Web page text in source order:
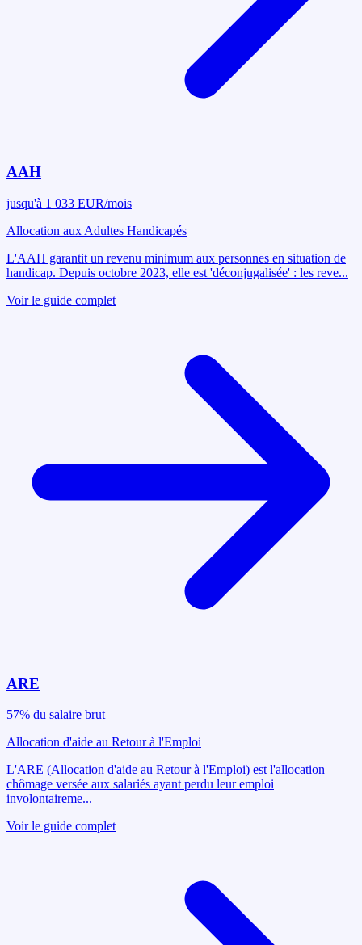
AAH
jusqu'à 1 033 EUR/mois
Allocation aux Adultes Handicapés
L'AAH garantit un revenu minimum aux personnes en situation de
handicap. Depuis octobre 2023, elle est 'déconjugalisée' : les reve...
Voir le guide complet
ARE
57% du salaire brut
Allocation d'aide au Retour à l'Emploi
L'ARE (Allocation d'aide au Retour à l'Emploi) est l'allocation
chômage versée aux salariés ayant perdu leur emploi
involontaireme...
Voir le guide complet